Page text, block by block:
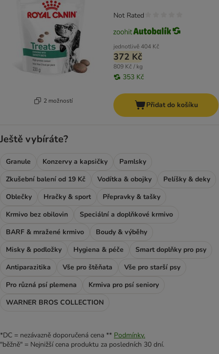
2 možností
jednotlivě404 Kč
372 Kč
809 Kč / kg
353 Kč
Not Rated
Přidat do košíku
Ještě vybíráte?
Granule Konzervy a kapsičky
Pamlsky
Zkušební balení od 19 Kč
Vodítka & obojky
Pelíšky & deky
Oblečky
Hračky & sport
Přepravky & tašky
Krmivo bez obilovin
Speciální a doplňkové krmivo
BARF & mražené krmivo
Boudy & výběhy
Misky & podložky
Hygiena & péče
Smart doplňky pro psy
Antiparazitika
Vše pro štěňata
Vše pro starší psy
Pro různá psí plemena
Krmiva pro psí seniory
WARNER BROS COLLECTION
*DC = nezávazně doporučená cena ** Podmínky.
"běžně" = Nejnižší cena produktu za posledních 30 dní.